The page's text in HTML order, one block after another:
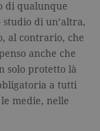
di qualunque
di un’altra,
al contrario, che
anche che
solo protetto là
a tutti
medie, nelle